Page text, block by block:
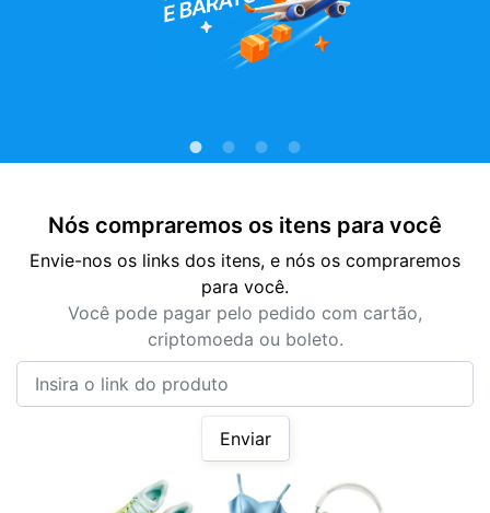
Nós compraremos os itens para você
Envie-nos os links dos itens, e nós os compraremos
para você.
Você pode pagar pelo pedido com cartão,
criptomoeda ou boleto.
Enviar